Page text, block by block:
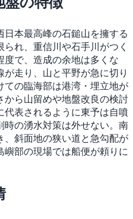
本最高峰の石鎚山を擁する
れ、重信川や石手川がつく
度で、造成の余地は多くな
走り、山と平野が急に切り
ての臨海部は港湾・埋立地が
から山留めや地盤改良の検討
代表されるように東予は自噴
の湧水対策は外せない。南
斜面地の狭い道と急勾配が
部の現場では船便が頼りに